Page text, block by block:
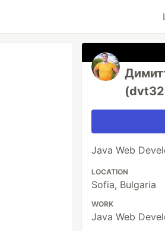
Java Web
LOCATION
Sofia, Bulgaria
WORK
Java Web